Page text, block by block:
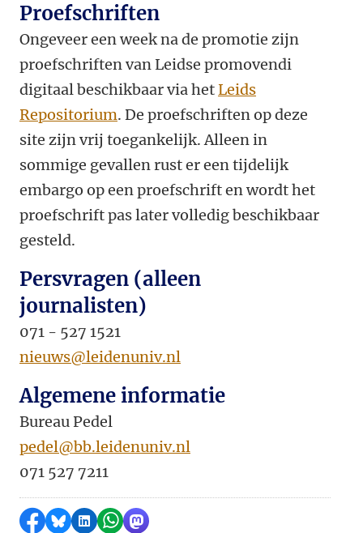
Proefschriften
Ongeveer een week na de promotie zijn
proefschriften van Leidse promovendi
digitaal beschikbaar via hetLeids
Repositorium. De proefschriften op deze
site zijn vrij toegankelijk. Alleen in
sommige gevallen rust er een tijdelijk
embargo op een proefschrift en wordt het
proefschrift pas later volledig beschikbaar
gesteld.
Persvragen (alleen
journalisten)
071 - 527 1521
nieuws@leidenuniv.nl
Algemene informatie
Bureau Pedel
pedel@bb.leidenuniv.nl
071 527 7211
Delen op Facebook
Delen via Bluesky
Delen op LinkedIn
Delen via WhatsApp
Delen via Mastodon